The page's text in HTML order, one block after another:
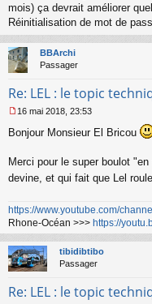
mois) ça devrait améliorer
Réinitialisation de mot de
BBArchi
Passager
Re: LEL : le topic
e
a
g
n
o
n
l
u
16 mai 2018, 23:53
Bonjour Monsieur El Bricou
Merci pour le super boulot
devine, et qui fait que Lel
https://www.youtube.com/
Rhone-Océan >>> https://
tibidibtibo
Passager
Re: LEL : le topic